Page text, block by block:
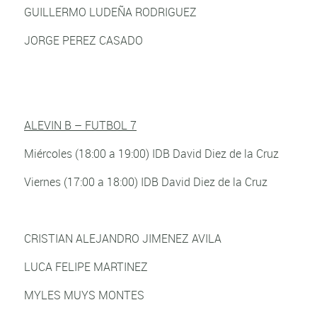
GUILLERMO LUDEÑA RODRIGUEZ
JORGE PEREZ CASADO
ALEVIN B – FUTBOL 7
Miércoles (18:00 a 19:00) IDB David Diez de la Cruz
Viernes (17:00 a 18:00) IDB David Diez de la Cruz
CRISTIAN ALEJANDRO JIMENEZ AVILA
LUCA FELIPE MARTINEZ
MYLES MUYS MONTES